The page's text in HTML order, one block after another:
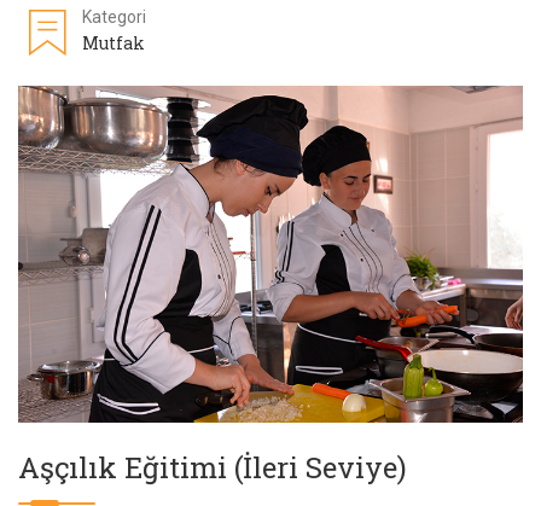
Kategori
Mutfak
Aşçılık Eğitimi (İleri Seviye)